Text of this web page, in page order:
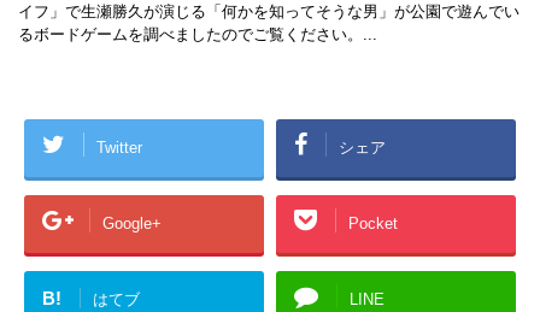
イフ」で生瀬勝久が演じる「何かを知ってそうな男」が公園で遊んでい
るボードゲームを調べましたのでご覧ください。...
Twitter シェア
Google+ Pocket
B! はてブ LINE